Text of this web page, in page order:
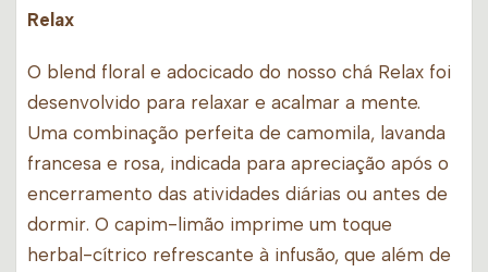
Relax
O blend floral e adocicado do nosso chá Relax foi
desenvolvido para relaxar e acalmar a mente.
Uma combinação perfeita de camomila, lavanda
francesa e rosa, indicada para apreciação após o
encerramento das atividades diárias ou antes de
dormir. O capim-limão imprime um toque
herbal-cítrico refrescante à infusão, que além de